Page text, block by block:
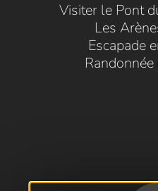
Visiter le Pont
Les
Escapade